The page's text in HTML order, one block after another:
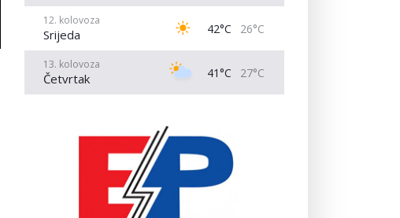
12. kolovoza
Srijeda 42°C 26°C
13. kolovoza
Četvrtak 41°C 27°C